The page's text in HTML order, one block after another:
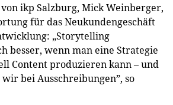
ikp Salzburg, Mick Weinberger,
für das Neukundengeschäft
„Storytelling
besser, wenn man eine Strategie
Content produzieren kann – und
bei Ausschreibungen”, so